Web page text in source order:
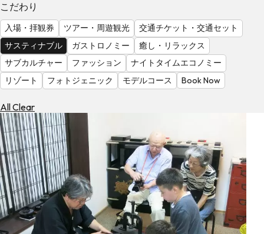
る
気
を
見
る
こだわり
入場・拝観券 ツアー・周遊観光
交通チケット・交通セット
サスティナブル
ガストロノミー
癒し・リラックス
サブカルチャー
ファッション
ナイトタイムエコノミー
リゾート
フォトジェニック モデルコース Book Now
All Clear